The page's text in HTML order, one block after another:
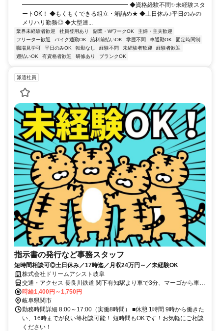
━━━━━━━━━━━━━━━━━━ ◆資格経験不問✨未経験スタ
ートOK！ ◆もくもくできる組立・箱詰め★ ◆土日休み♪平日のみの
メリハリ勤務◎ ◆大型連...
業界未経験者歓迎 社員登用あり 副業・WワークOK
主婦・主夫歓迎
フリーター歓迎
バイク通勤OK 給料前払いOK 学歴不問 車通勤OK
固定時間制
職場見学可
平日のみOK 転勤なし 経験不問 未経験者歓迎
経験者歓迎
週払いOK
有資格者歓迎 研修あり ブランクOK
派遣社員
指示書の発行など事務スタッフ
短時間相談可◎土日休み／17時迄／月収24万円～／未経験OK
株式会社ドリームアシスト岐阜
交通・アクセス 長良川鉄道 関下有知駅より車で3分、マーゴから車で
15分（派遣先）
時給1,400円～1,750円
岐阜県関市
勤務時間詳細 8:00～17:00（実働8時間） ■休憩 1時間 9時から働きた
い、16時までが良い等相談可能！ 短時間もOKです！お気軽にご相談
ください！